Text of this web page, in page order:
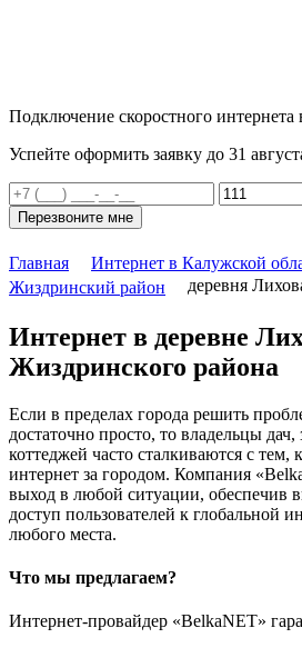
Подключение скоростного интернета
Успейте оформить заявку до 31
Перезвоните мне
Главная
Интернет в Калужской
Жиздринский район
деревня
Интернет в деревне
Жиздринского района
Если в пределах города решить
достаточно просто, то владельцы
коттеджей часто сталкиваются с тем,
интернет за городом. Компания
выход в любой ситуации, обеспечив
доступ пользователей к глобальной
любого места.
Что мы предлагаем?
Интернет-провайдер «BelkaNET»